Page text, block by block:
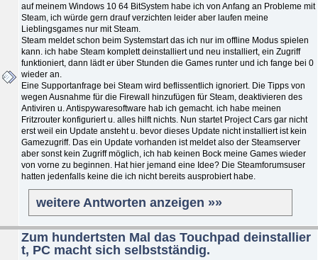
auf meinem Windows 10 64 BitSystem habe ich von Anfang an Probleme mit
Steam, ich würde gern drauf verzichten leider aber laufen meine
Lieblingsgames nur mit Steam.
Steam meldet schon beim Systemstart das ich nur im offline Modus spielen
kann. ich habe Steam komplett deinstalliert und neu installiert, ein Zugriff
funktioniert, dann lädt er über Stunden die Games runter und ich fange bei 0
wieder an.
Eine Supportanfrage bei Steam wird beflissentlich ignoriert. Die Tipps von
wegen Ausnahme für die Firewall hinzufügen für Steam, deaktivieren des
Antiviren u. Antispywaresoftware hab ich gemacht. ich habe meinen
Fritzrouter konfiguriert u. alles hilft nichts. Nun startet Project Cars gar nicht
erst weil ein Update ansteht u. bevor dieses Update nicht installiert ist kein
Gamezugriff. Das ein Update vorhanden ist meldet also der Steamserver
aber sonst kein Zugriff möglich, ich hab keinen Bock meine Games wieder
von vorne zu beginnen. Hat hier jemand eine Idee? Die Steamforumsuser
hatten jedenfalls keine die ich nicht bereits ausprobiert habe.
weitere Antworten anzeigen »»
Zum hundertsten Mal das Touchpad deinstallier
t, PC macht sich selbstständig.